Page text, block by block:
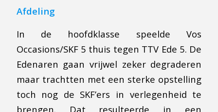
Afdeling
In de hoofdklasse speelde Vos
Occasions/SKF 5 thuis tegen TTV Ede 5. De
Edenaren gaan vrijwel zeker degraderen
maar trachtten met een sterke opstelling
toch nog de SKF’ers in verlegenheid te
brengen. Dat resulteerde in een